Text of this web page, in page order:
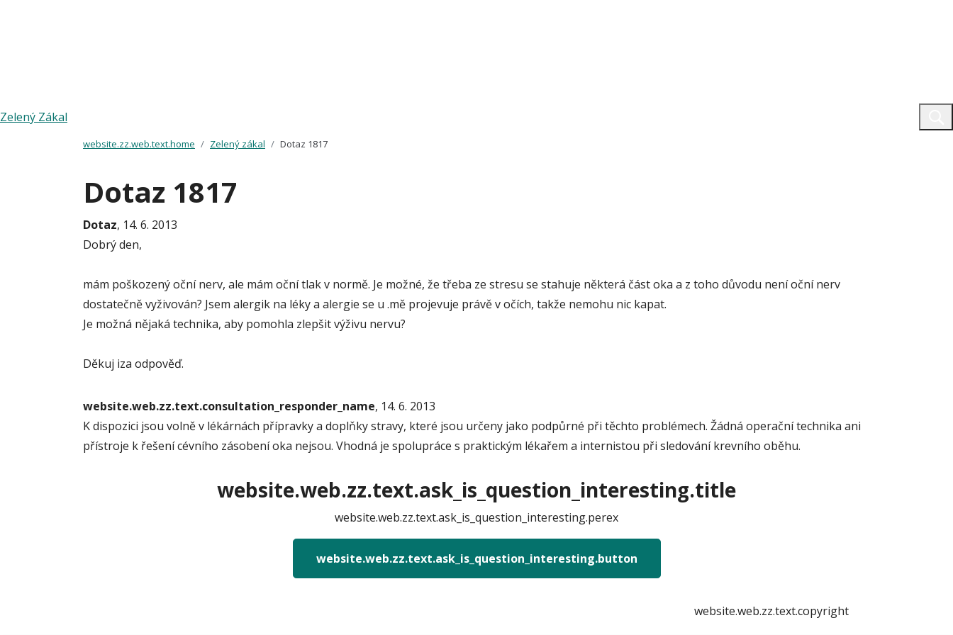
Zelený Zákal
website.zz.web.text.home Zelený zákal Dotaz 1817
Dotaz 1817
Dotaz, 14. 6. 2013
Dobrý den,
mám poškozený oční nerv, ale mám oční tlak v normě. Je možné, že třeba ze stresu se stahuje některá část oka a z toho důvodu není oční nerv
dostatečně vyživován? Jsem alergik na léky a alergie se u .mě projevuje právě v očích, takže nemohu nic kapat.
Je možná nějaká technika, aby pomohla zlepšit výživu nervu?
Děkuj iza odpověď.
website.web.zz.text.consultation_responder_name, 14. 6. 2013
K dispozici jsou volně v lékárnách přípravky a doplňky stravy, které jsou určeny jako podpůrné při těchto problémech. Žádná operační technika ani
přístroje k řešení cévního zásobení oka nejsou. Vhodná je spolupráce s praktickým lékařem a internistou při sledování krevního oběhu.
website.web.zz.text.ask_is_question_interesting.title
website.web.zz.text.ask_is_question_interesting.perex
website.web.zz.text.ask_is_question_interesting.button
website.web.zz.text.copyright